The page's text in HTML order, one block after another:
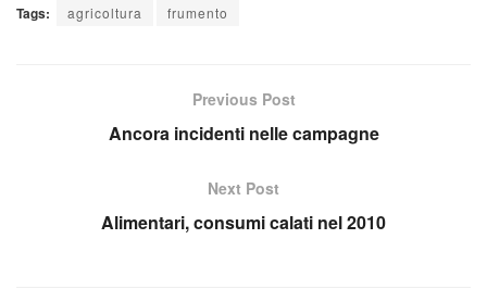
Tags: agricoltura frumento
Previous Post
Ancora incidenti nelle campagne
Next Post
Alimentari, consumi calati nel 2010